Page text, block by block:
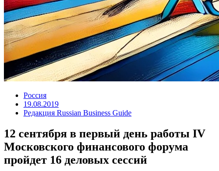
Россия
19.08.2019
Редакция Russian Business Guide
12 сентября в первый день работы IV
Московского финансового форума
пройдет 16 деловых сессий